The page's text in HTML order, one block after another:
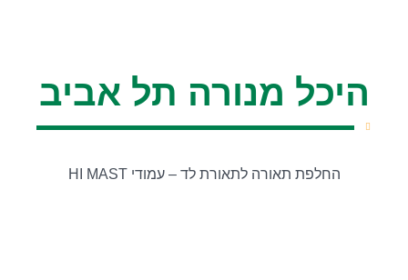
היכל מנורה תל אביב
החלפת תאורה לתאורת לד – עמודי HI MAST